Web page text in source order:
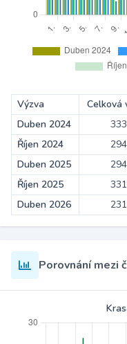
Výzva Celková
Duben 2024
Říjen 2024
Duben 2025
Říjen 2025
Duben 2026
Porovnání mezi